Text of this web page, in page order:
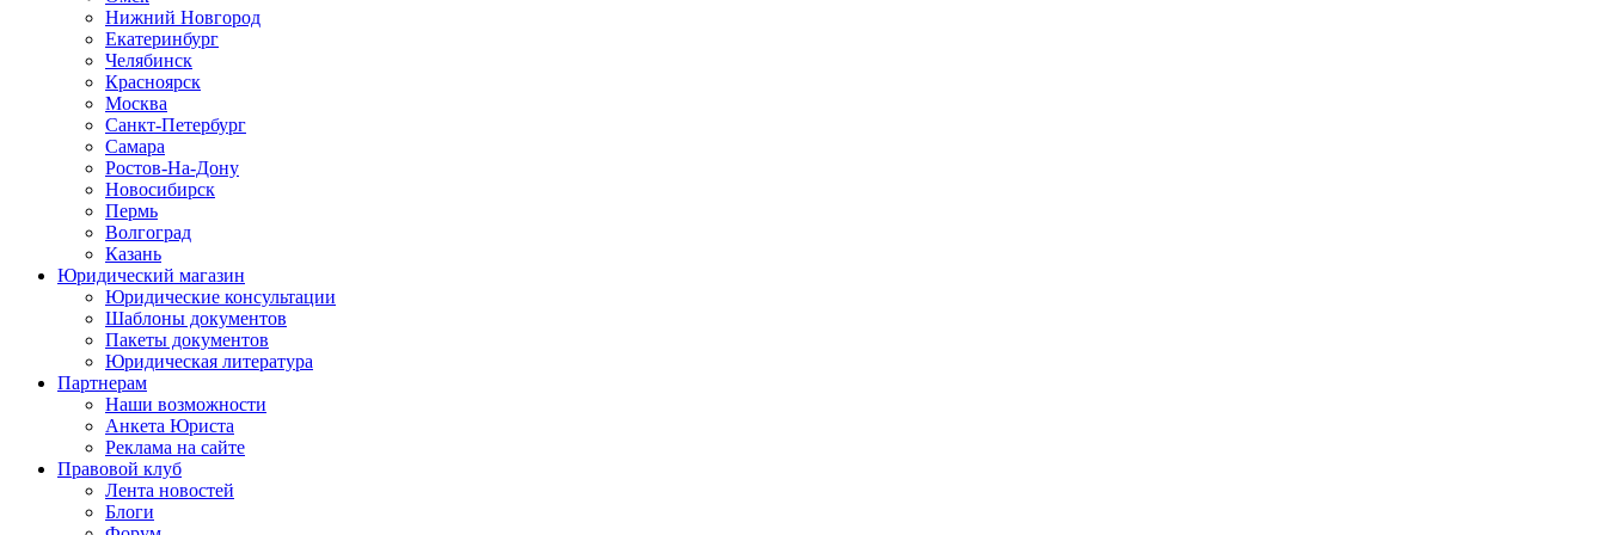
Нижний Новгород
Екатеринбург
Челябинск
Красноярск
Москва
Санкт-Петербург
Самара
Ростов-На-Дону
Новосибирск
Пермь
Волгоград
Казань
Юридический магазин
Юридические консультации
Шаблоны документов
Пакеты документов
Юридическая литература
Партнерам
Наши возможности
Анкета Юриста
Реклама на сайте
Правовой клуб
Лента новостей
Блоги